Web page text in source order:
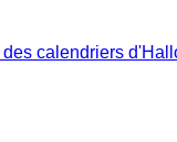
des calendriers